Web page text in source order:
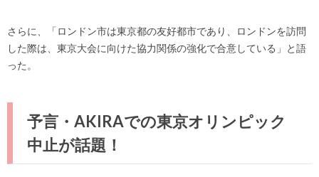
さらに、「ロンドン市は東京都の友好都市であり、ロンドンを訪問
した際は、東京大会に向けた協力関係の強化で合意している」と語
った。
予言・AKIRAでの東京オリンピック
中止が話題！